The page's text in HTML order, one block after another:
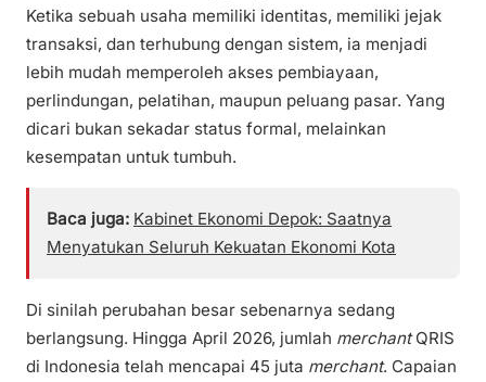
Ketika sebuah usaha memiliki identitas, memiliki jejak
transaksi, dan terhubung dengan sistem, ia menjadi
lebih mudah memperoleh akses pembiayaan,
perlindungan, pelatihan, maupun peluang pasar. Yang
dicari bukan sekadar status formal, melainkan
kesempatan untuk tumbuh.
Baca juga: Kabinet Ekonomi Depok: Saatnya
Menyatukan Seluruh Kekuatan Ekonomi Kota
Di sinilah perubahan besar sebenarnya sedang
berlangsung. Hingga April 2026, jumlah merchantQRIS
di Indonesia telah mencapai 45 juta merchant. Capaian